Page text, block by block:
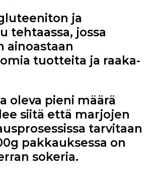
ja
tehtaassa, jossa
ainoastaan
tuotteita ja raaka-
oleva pieni määrä
siitä että marjojen
tarvitaan
pakkauksessa on
sokeria.